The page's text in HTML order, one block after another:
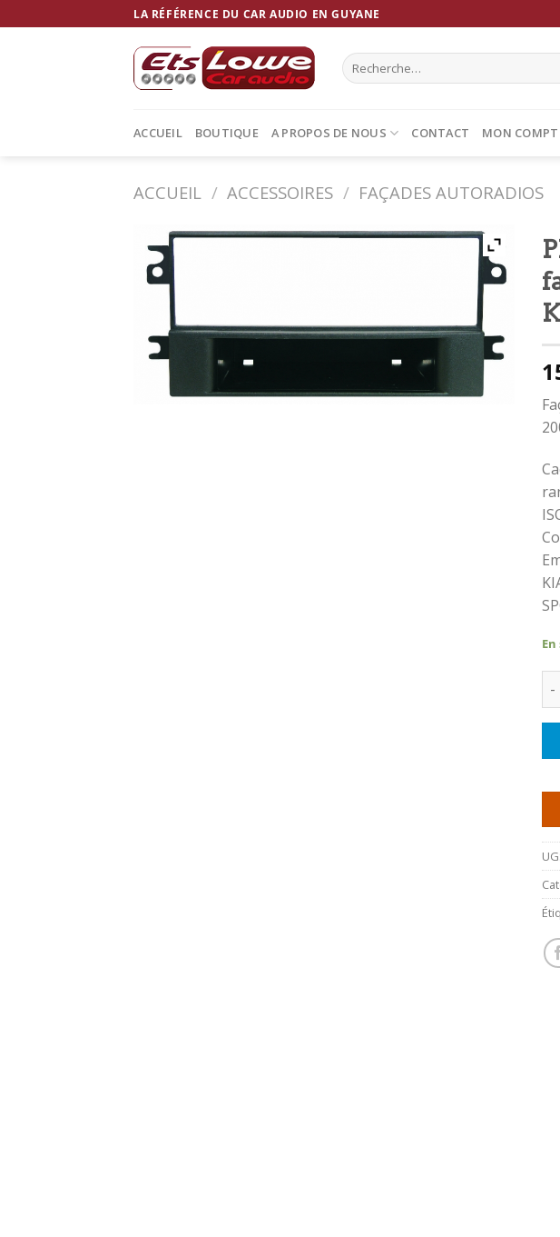
to
LA RÉFÉRENCE DU CAR AUDIO EN GUYANE
Recherche
pour :
ACCUEIL BOUTIQUE A PROPOS DE NOUS CONTACT MON
ACCUEIL / ACCESSOIRES / FAÇADES AUTORADIOS